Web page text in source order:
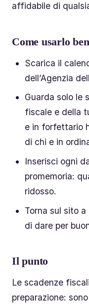
affidabile di
Come usarlo
Scarica il
dell’Agenzia
Guarda solo le
fiscale e della
e in forfettario
di chi e in
Inserisci ogni
promemoria:
ridosso.
Torna sul sito
di dare per
Il punto
Le scadenze
preparazione: